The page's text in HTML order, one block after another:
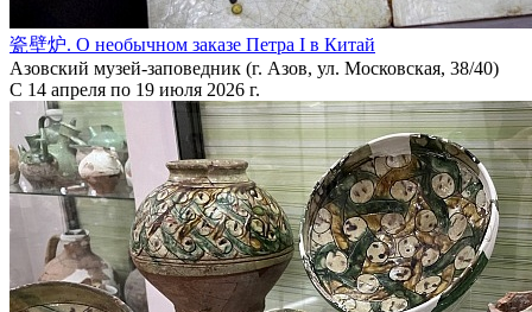
瓷壁炉. О необычном заказе Петра I в Китай
Азовский музей-заповедник (г. Азов, ул. Московская, 38/40)
С 14 апреля по 19 июля 2026 г.